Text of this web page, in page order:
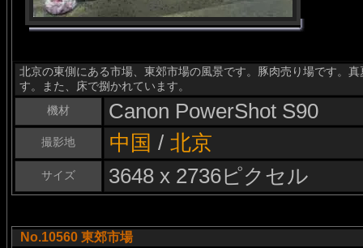
北京の東側にある市場、東郊市場の風景です。豚肉売り場です。
す。また、床で捌かれています。
機材
Canon PowerShot S90
撮影地 中国 / 北京
サイズ 3648 x 2736ピクセル
No.10560 東郊市場